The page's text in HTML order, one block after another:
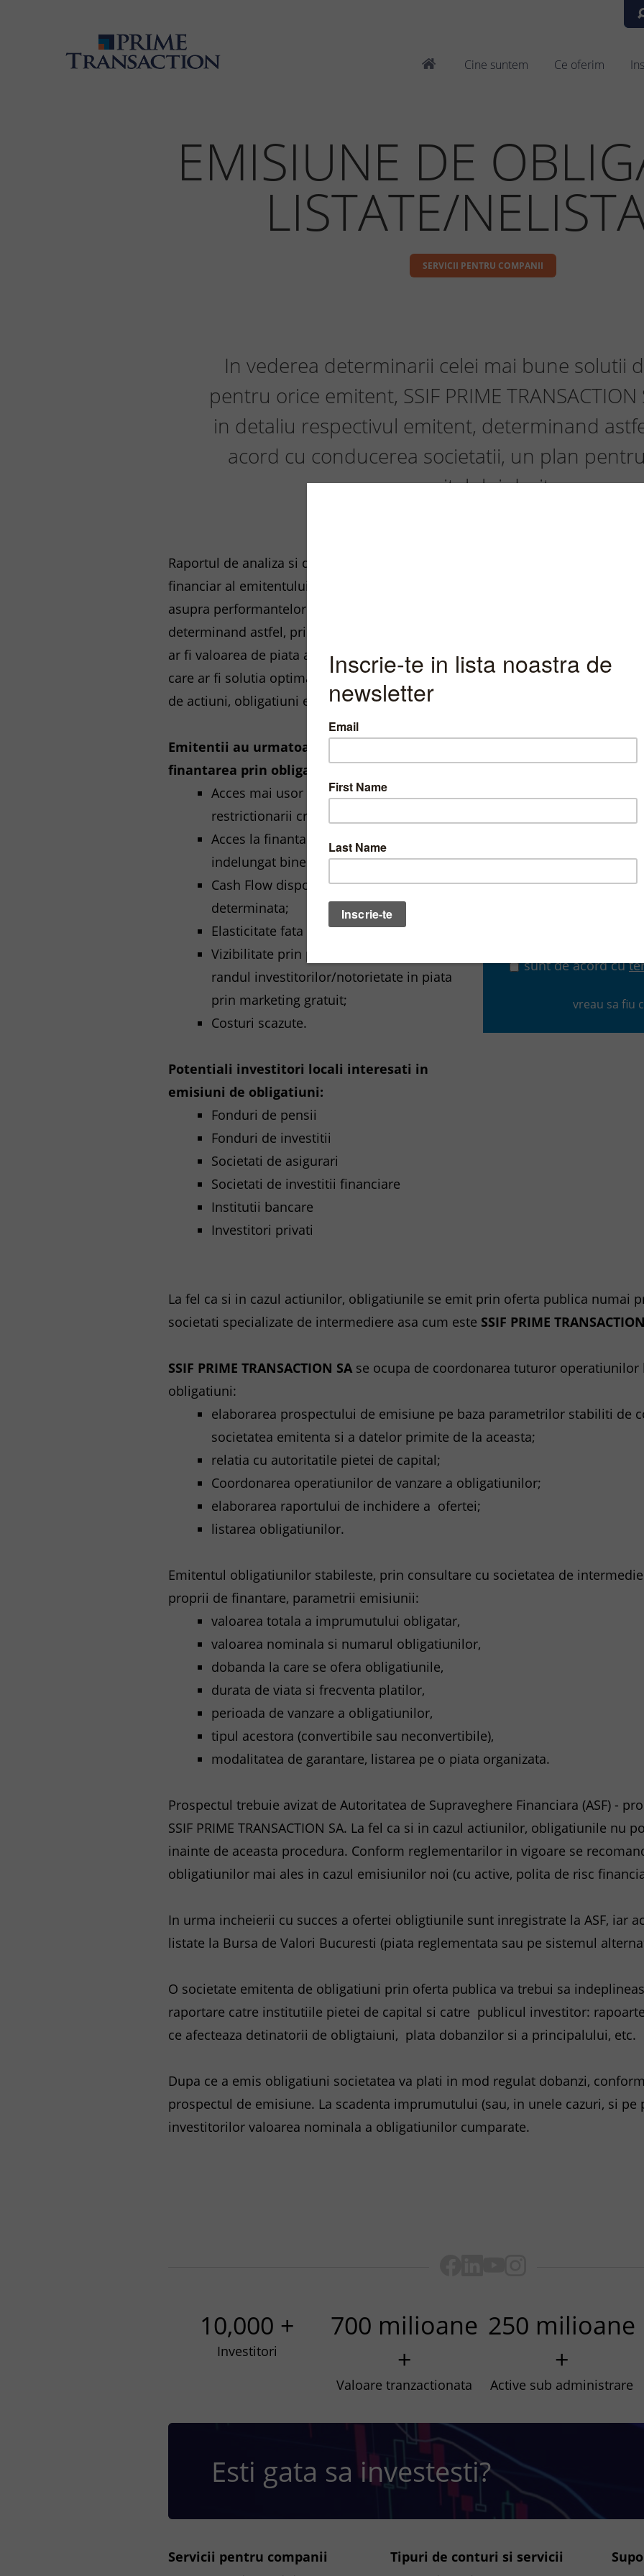
Cine suntem Ce oferim
EMISIUNE DE
LISTATE/
SERVICII PENTRU COMPANII
In vederea determinarii celei mai bune solutii
pentru orice emitent, SSIF PRIME TRANSACTION
in detaliu respectivul emitent, determinand
acord cu conducerea societatii, un plan
capitalului dorit.
Cu o experianta de
de capital, te
diligenta din partea
Lasa-ne datele tale
specialist te va
a-ti oferi cea mai
Telefon
sunt de acord cu
vreau sa fiu
Raportul de analiza si diagnosticul economico-
financiar al emitentului va ofera o imagine ampla
asupra performantelor economice ale firmei,
determinand astfel, prin mai multe metode, care
ar fi valoarea de piata a companiei, precum si
care ar fi solutia optima de finantare (emisiunea
de actiuni, obligatiuni etc.).
Emitentii au urmatoarele avantaje la
finantarea prin obligatiuni:
Acces mai usor la finantare in conditiile
restrictionarii creditului bancar;
Acces la finantare pe un termen mai
indelungat bine definit;
Cash Flow disponibil pe o perioada
determinata;
Elasticitate fata de gradul de indatorare;
Vizibilitate prin promovarea emitentului in
randul investitorilor/notorietate in piata
prin marketing gratuit;
Costuri scazute.
Potentiali investitori locali interesati in
emisiuni de obligatiuni:
Fonduri de pensii
Fonduri de investitii
Societati de asigurari
Societati de investitii financiare
Institutii bancare
Investitori privati
La fel ca si in cazul actiunilor, obligatiunile se emit prin oferta publica numai
societati specializate de intermediere asa cum este SSIF PRIME
SSIF PRIME TRANSACTION SA se ocupa de coordonarea tuturor
obligatiuni:
elaborarea prospectului de emisiune pe baza parametrilor stabiliti de
societatea emitenta si a datelor primite de la aceasta;
relatia cu autoritatile pietei de capital;
Coordonarea operatiunilor de vanzare a obligatiunilor;
elaborarea raportului de inchidere a ofertei;
listarea obligatiunilor.
Emitentul obligatiunilor stabileste, prin consultare cu societatea de
proprii de finantare, parametrii emisiunii:
valoarea totala a imprumutului obligatar,
valoarea nominala si numarul obligatiunilor,
dobanda la care se ofera obligatiunile,
durata de viata si frecventa platilor,
perioada de vanzare a obligatiunilor,
tipul acestora (convertibile sau neconvertibile),
modalitatea de garantare, listarea pe o piata organizata.
Prospectul trebuie avizat de Autoritatea de Supraveghere Financiara (ASF) -
SSIF PRIME TRANSACTION SA. La fel ca si in cazul actiunilor, obligatiunile nu
inainte de aceasta procedura. Conform reglementarilor in vigoare se
obligatiunilor mai ales in cazul emisiunilor noi (cu active, polita de risc
In urma incheierii cu succes a ofertei obligtiunile sunt inregistrate la ASF, iar
listate la Bursa de Valori Bucuresti (piata reglementata sau pe sistemul
O societate emitenta de obligatiuni prin oferta publica va trebui sa
raportare catre institutiile pietei de capital si catre publicul investitor:
ce afecteaza detinatorii de obligtaiuni, plata dobanzilor si a principalului, etc.
Dupa ce a emis obligatiuni societatea va plati in mod regulat dobanzi,
prospectul de emisiune. La scadenta imprumutului (sau, in unele cazuri, si pe
investitorilor valoarea nominala a obligatiunilor cumparate.
10,000 +
Investitori
700 milioane
+
Valoare tranzactionata
250 milioane
+
Active sub administrare
Esti gata sa investesti?
Servicii pentru companii Tipuri de conturi si servicii